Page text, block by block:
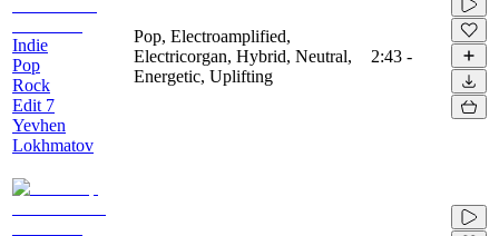
Indie
Pop
Rock
Edit 7
Yevhen
Lokhmatov
Pop, Electroamplified,
Electricorgan, Hybrid, Neutral,
Energetic, Uplifting
2:43 -